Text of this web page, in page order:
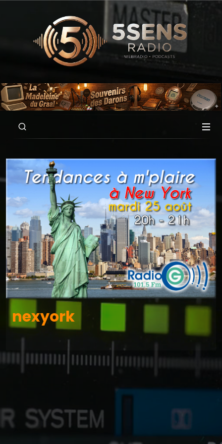
nexyork